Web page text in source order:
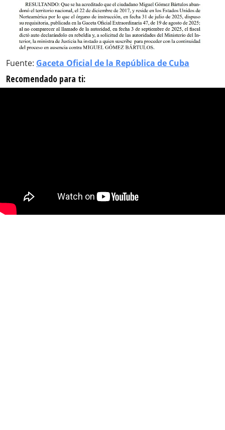
Fuente: Gaceta Oficial de la República de Cuba
Recomendado para ti: